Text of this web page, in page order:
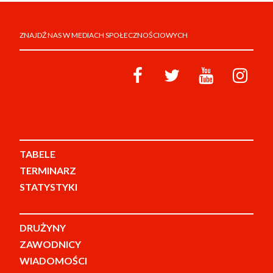
ZNAJDŹ NAS W MEDIACH SPOŁECZNOŚCIOWYCH
TABELE
TERMINARZ
STATYSTYKI
DRUŻYNY
ZAWODNICY
WIADOMOŚCI